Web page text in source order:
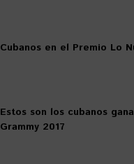
Cubanos en el Premio Lo
Estos son los cubanos
Grammy 2017